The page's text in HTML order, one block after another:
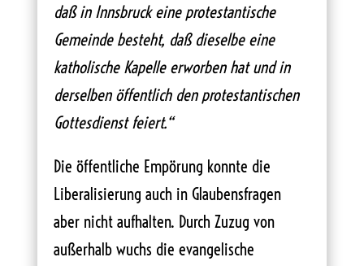
daß in Innsbruck eine protestantische
Gemeinde besteht, daß dieselbe eine
katholische Kapelle erworben hat und in
derselben öffentlich den protestantischen
Gottesdienst feiert.“
Die öffentliche Empörung konnte die
Liberalisierung auch in Glaubensfragen
aber nicht aufhalten. Durch Zuzug von
außerhalb wuchs die evangelische